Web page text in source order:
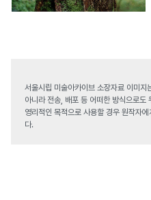
서울시립 미술아카이브 소장자료 이미
아니라 전송, 배포 등 어떠한 방식으로도
영리적인 목적으로 사용할 경우 원작자
다.